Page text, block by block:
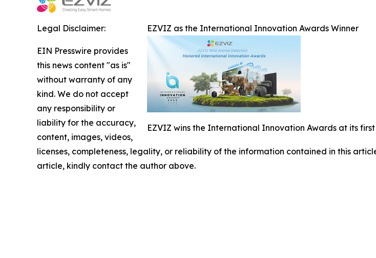
EZVIZ as the International Innovation Awards Winner
EZVIZ wins the International Innovation Awards at its
Legal Disclaimer:
EIN Presswire provides
this news content "as is"
without warranty of any
kind. We do not accept
any responsibility or
liability for the accuracy,
content, images, videos,
licenses, completeness, legality, or reliability of the information contained in this
article, kindly contact the author above.